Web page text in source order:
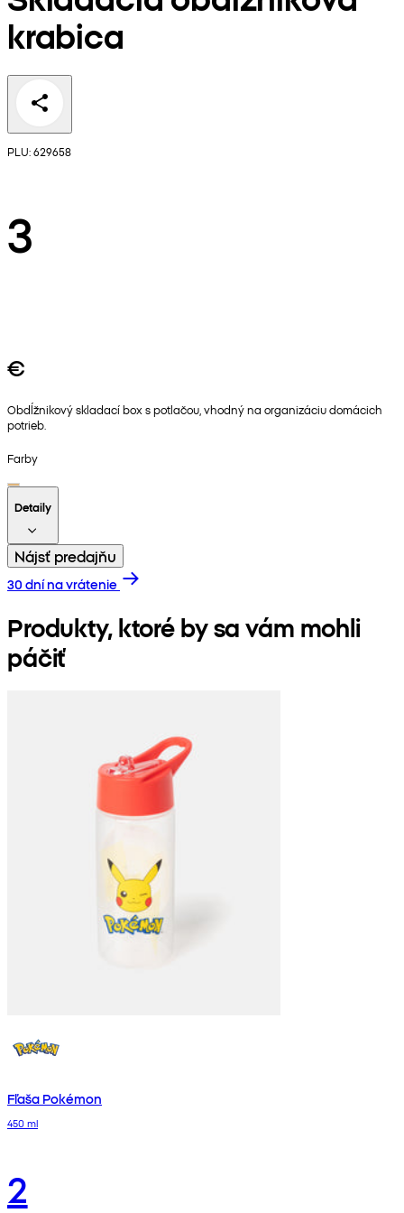
krabica
PLU: 629658
3
€
Obdĺžnikový skladací box s potlačou, vhodný na organizáciu domácich
potrieb.
Farby
Detaily
Nájsť predajňu
30 dní na vrátenie
Produkty, ktoré by sa vám mohli
páčiť
Fľaša Pokémon
450 ml
2